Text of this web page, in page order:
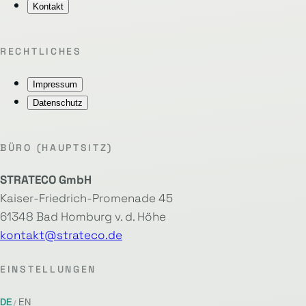
Kontakt
RECHTLICHES
Impressum
Datenschutz
BÜRO (HAUPTSITZ)
STRATECO GmbH
Kaiser-Friedrich-Promenade 45
61348 Bad Homburg v. d. Höhe
kontakt@strateco.de
EINSTELLUNGEN
DE EN